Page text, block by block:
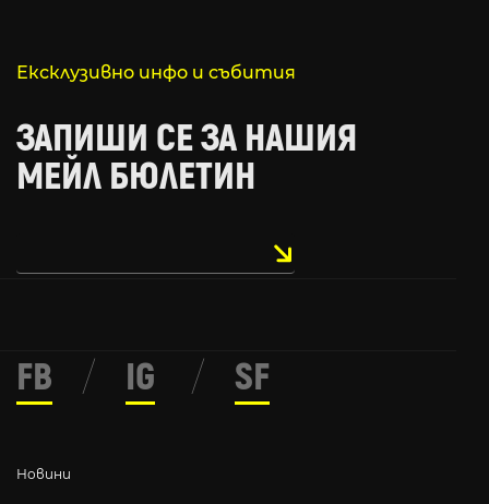
Ексклузивно инфо и събития
ЗАПИШИ СЕ ЗА НАШИЯ
МЕЙЛ БЮЛЕТИН
Новини
FB / IG / SF